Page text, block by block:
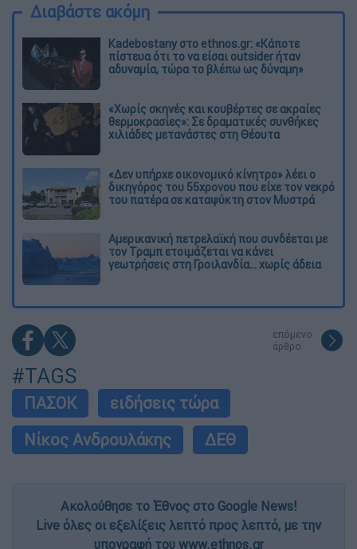
Διαβάστε ακόμη
Kadebostany στο ethnos.gr: «Κάποτε
πίστευα ότι το να είσαι outsider ήταν
αδυναμία, τώρα το βλέπω ως δύναμη»
«Χωρίς σκηνές και κουβέρτες σε ακραίες
θερμοκρασίες»: Σε δραματικές συνθήκες
χιλιάδες μετανάστες στη Θέουτα
«Δεν υπήρχε οικονομικό κίνητρο» λέει ο
δικηγόρος του 55χρονου που είχε τον νεκρό
του πατέρα σε καταψύκτη στον Μυστρά
Αμερικανική πετρελαϊκή που συνδέεται με
τον Τραμπ ετοιμάζεται να κάνει
γεωτρήσεις στη Γροιλανδία... χωρίς άδεια
επόμενο
άρθρο
#TAGS
ΠΑΣΟΚ
ειδήσεις τώρα
Νίκος Ανδρουλάκης
ΔΕΘ
Ακολούθησε το Έθνος στο Google News!
Live όλες οι εξελίξεις λεπτό προς λεπτό, με την
υπογραφή του www.ethnos.gr